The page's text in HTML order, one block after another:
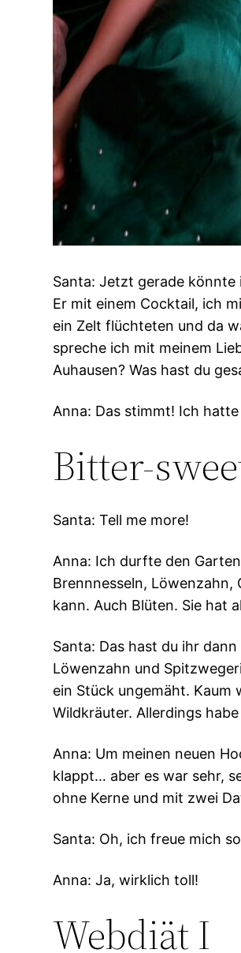
Santa: Jetzt gerade könnte
Er mit einem Cocktail, ich
ein Zelt flüchteten und da
spreche ich mit meinem
Auhausen? Was hast du
Anna: Das stimmt! Ich
Bitter-
Santa: Tell me more!
Anna: Ich durfte den
Brennnesseln, Löwenzahn,
kann. Auch Blüten. Sie hat
Santa: Das hast du ihr
Löwenzahn und
ein Stück ungemäht. Kaum
Wildkräuter. Allerdings
Anna: Um meinen neuen
klappt… aber es war sehr,
ohne Kerne und mit zwei
Santa: Oh, ich freue mich
Anna: Ja, wirklich toll!
Webdiät I